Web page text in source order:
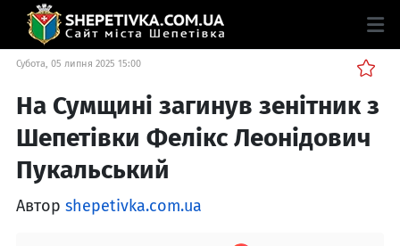
Субота, 05 липня 2025 15:00
На Сумщині загинув зенітник з
Шепетівки Фелікс Леонідович
Пукальський
Автор shepetivka.com.ua